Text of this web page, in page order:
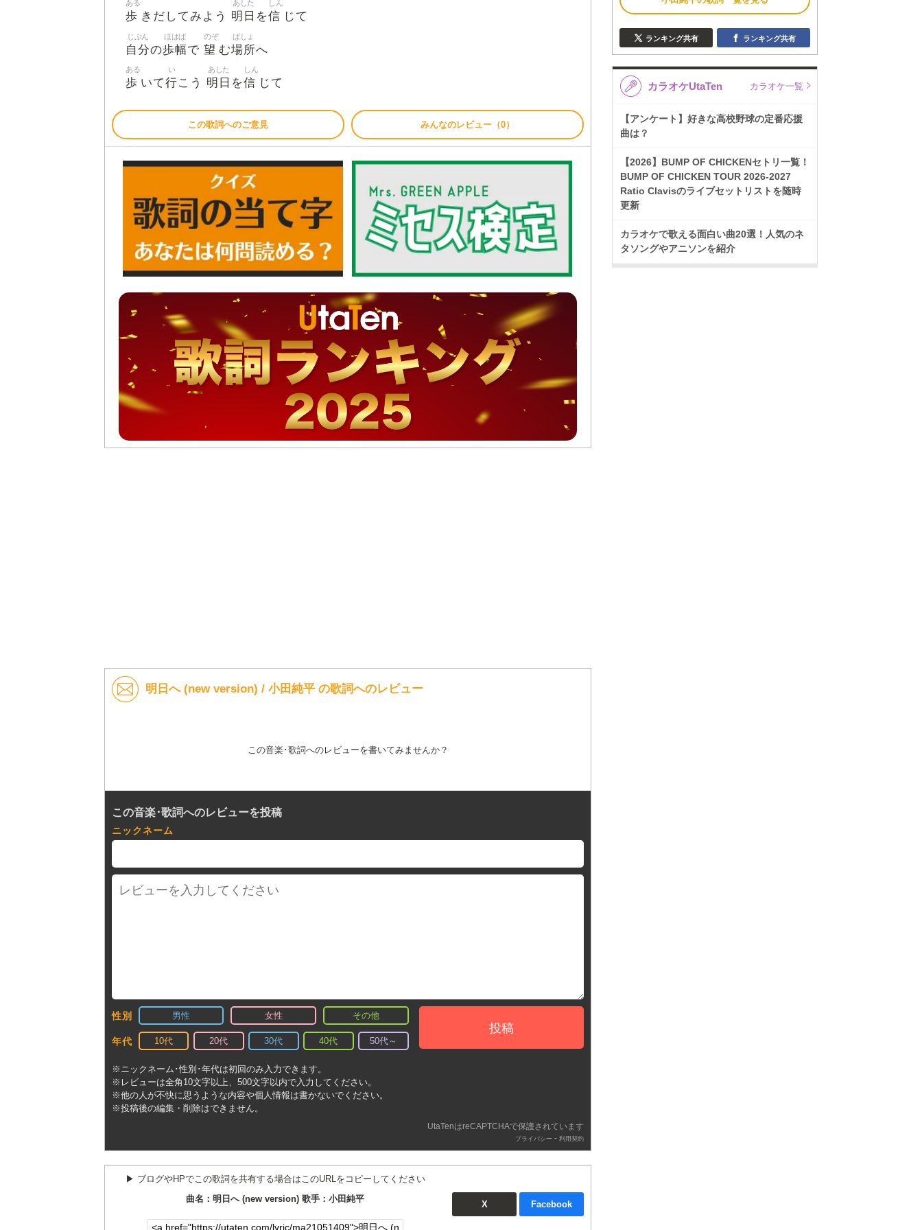
歩
ある
きだしてみよう 明日
あした
を信
しん
じて
自分
じぶん
の歩幅
ほはば
で 望
のぞ
む場所
ばしょ
へ
歩
ある
いて行
い
こう 明日
あした
を信
しん
じて
この歌詞へのご意見 みんなのレビュー（0）
明日へ (new version) / 小田純平 の歌詞へのレビュー
この音楽･歌詞へのレビューを書いてみませんか？
この音楽･歌詞へのレビューを投稿
ニックネーム
性別 男性 女性 その他
年代 10代 20代 30代 40代 50代～
投稿
※ニックネーム･性別･年代は初回のみ入力できます。
※レビューは全角10文字以上、500文字以内で入力してください。
※他の人が不快に思うような内容や個人情報は書かないでください。
※投稿後の編集・削除はできません。
UtaTenはreCAPTCHAで保護されています
プライバシー - 利用契約
▶︎ ブログやHPでこの歌詞を共有する場合はこのURLをコピーしてください
曲名：明日へ (new version) 歌手：小田純平
X Facebook
ランキング共有 ランキング共有
カラオケUtaTen カラオケ一覧
【アンケート】好きな高校野球の定番応援
曲は？
【2026】BUMP OF CHICKENセトリ一覧！
BUMP OF CHICKEN TOUR 2026-2027
Ratio Clavisのライブセットリストを随時
更新
カラオケで歌える面白い曲20選！人気のネ
タソングやアニソンを紹介